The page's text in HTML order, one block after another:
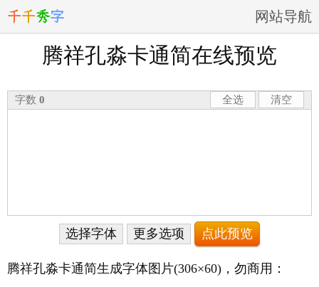
千千秀字 网站导航
腾祥孔淼卡通简在线预览
字数 0 全选 清空
选择字体 更多选项
腾祥孔淼卡通简生成字体图片(306×60) ，勿商用：